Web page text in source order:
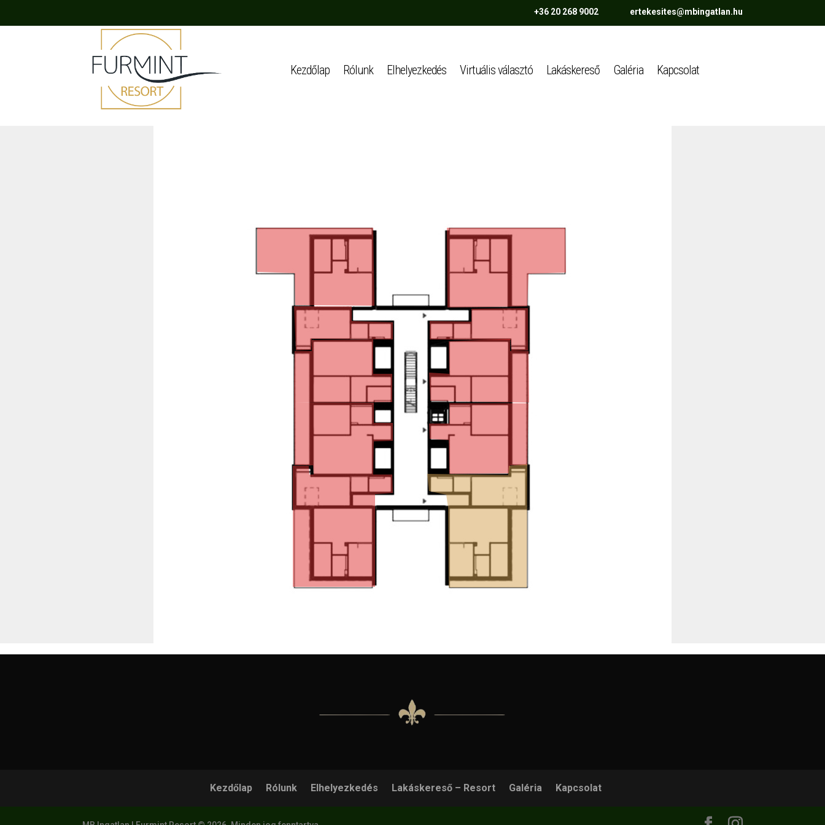
+36 20 268 9002 ertekesites@mbingatlan.hu
Kezdőlap Rólunk Elhelyezkedés Virtuális választó Lakáskereső Galéria Kapcsolat
Kezdőlap Rólunk Elhelyezkedés Lakáskereső – Resort Galéria Kapcsolat